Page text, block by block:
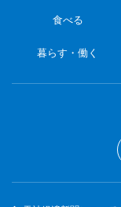
食べる
暮らす・働く